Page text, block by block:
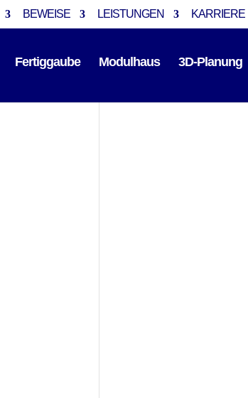
BEWEISE LEISTUNGEN KARRIERE
Fertiggaube Modulhaus 3D-Planung